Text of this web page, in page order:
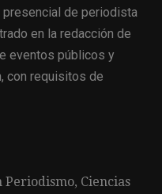
de periodista
en la redacción de
eventos públicos y
con requisitos de
Ciencias